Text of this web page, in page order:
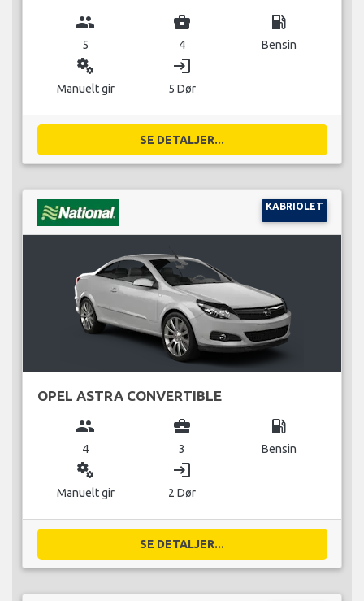
group
5
business_center
4
local_gas_station
Bensin
miscellaneous_services
Manuelt gir
login
5 Dør
SE DETALJER...
KABRIOLET
OPEL ASTRA CONVERTIBLE
group
4
business_center
3
local_gas_station
Bensin
miscellaneous_services
Manuelt gir
login
2 Dør
SE DETALJER...